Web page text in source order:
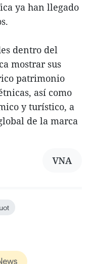
ya han llegado
dentro del
mostrar sus
patrimonio
así como
y turístico, a
de la marca
VNA